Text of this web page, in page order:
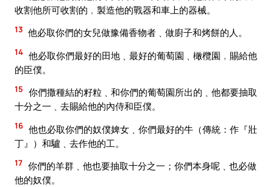
收割他所可收割的﹐製造他的戰器和車上的器械。
13 他必取你們的女兒做豫備香物者﹑做廚子和烤餅的人。
14 他必取你們最好的田地﹑最好的葡萄園﹑橄欖園﹐賜給他
的臣僕。
15 你們撒種結的籽粒﹑和你們的葡萄園所出的﹑他都要抽取
十分之一﹑去賜給他的內侍和臣僕。
16 他也必取你們的奴僕婢女﹑你們最好的牛（傳統：作『壯
丁』）和驢﹑去作他的工。
17 你們的羊群﹑他也要抽取十分之一；你們本身呢﹑也必做
他的奴僕。